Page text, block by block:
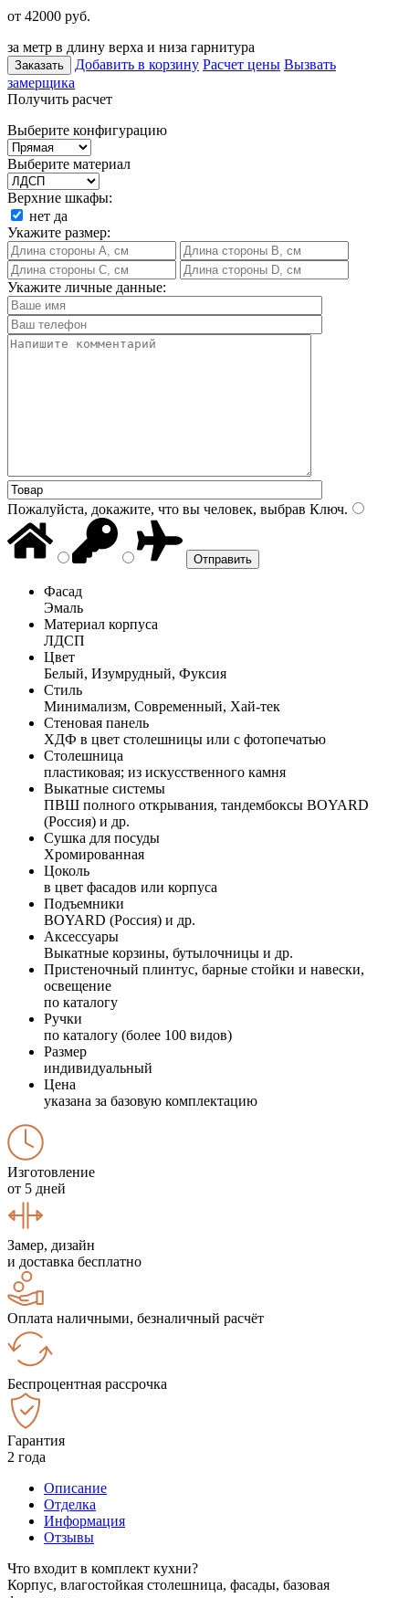
от 42000 руб.
за метр в длину верха и низа гарнитура
Заказать Добавить в корзину Расчет цены Вызвать
замерщика
Получить расчет
Выберите конфигурацию
Выберите материал
Верхние шкафы:
нет да
Укажите размер:
Укажите личные данные:
Пожалуйста, докажите, что вы человек, выбрав Ключ.
Фасад
Эмаль
Материал корпуса
ЛДСП
Цвет
Белый, Изумрудный, Фуксия
Стиль
Минимализм, Современный, Хай-тек
Стеновая панель
ХДФ в цвет столешницы или с фотопечатью
Столешница
пластиковая; из искусственного камня
Выкатные системы
ПВШ полного открывания, тандембоксы BOYARD
(Россия) и др.
Сушка для посуды
Хромированная
Цоколь
в цвет фасадов или корпуса
Подъемники
BOYARD (Россия) и др.
Аксессуары
Выкатные корзины, бутылочницы и др.
Пристеночный плинтус, барные стойки и навески,
освещение
по каталогу
Ручки
по каталогу (более 100 видов)
Размер
индивидуальный
Цена
указана за базовую комплектацию
Изготовление
от 5 дней
Замер, дизайн
и доставка бесплатно
Оплата наличными, безналичный расчёт
Беспроцентная рассрочка
Гарантия
2 года
Описание
Отделка
Информация
Отзывы
Что входит в комплект кухни?
Корпус, влагостойкая столешница, фасады, базовая